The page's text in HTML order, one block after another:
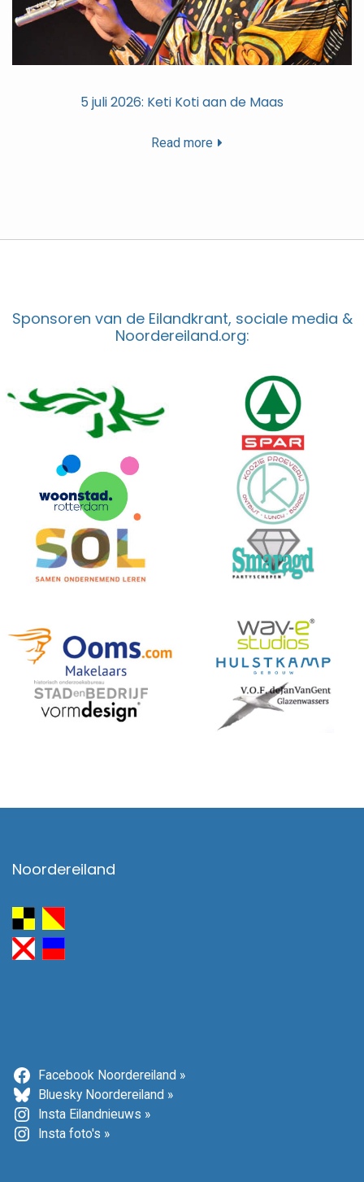
5 juli 2026: Keti Koti aan de Maas
Read more
Sponsoren van de Eilandkrant, sociale media &
Noordereiland.org:
Noordereiland
Facebook Noordereiland »
Bluesky Noordereiland »
Insta Eilandnieuws »
Insta foto's »